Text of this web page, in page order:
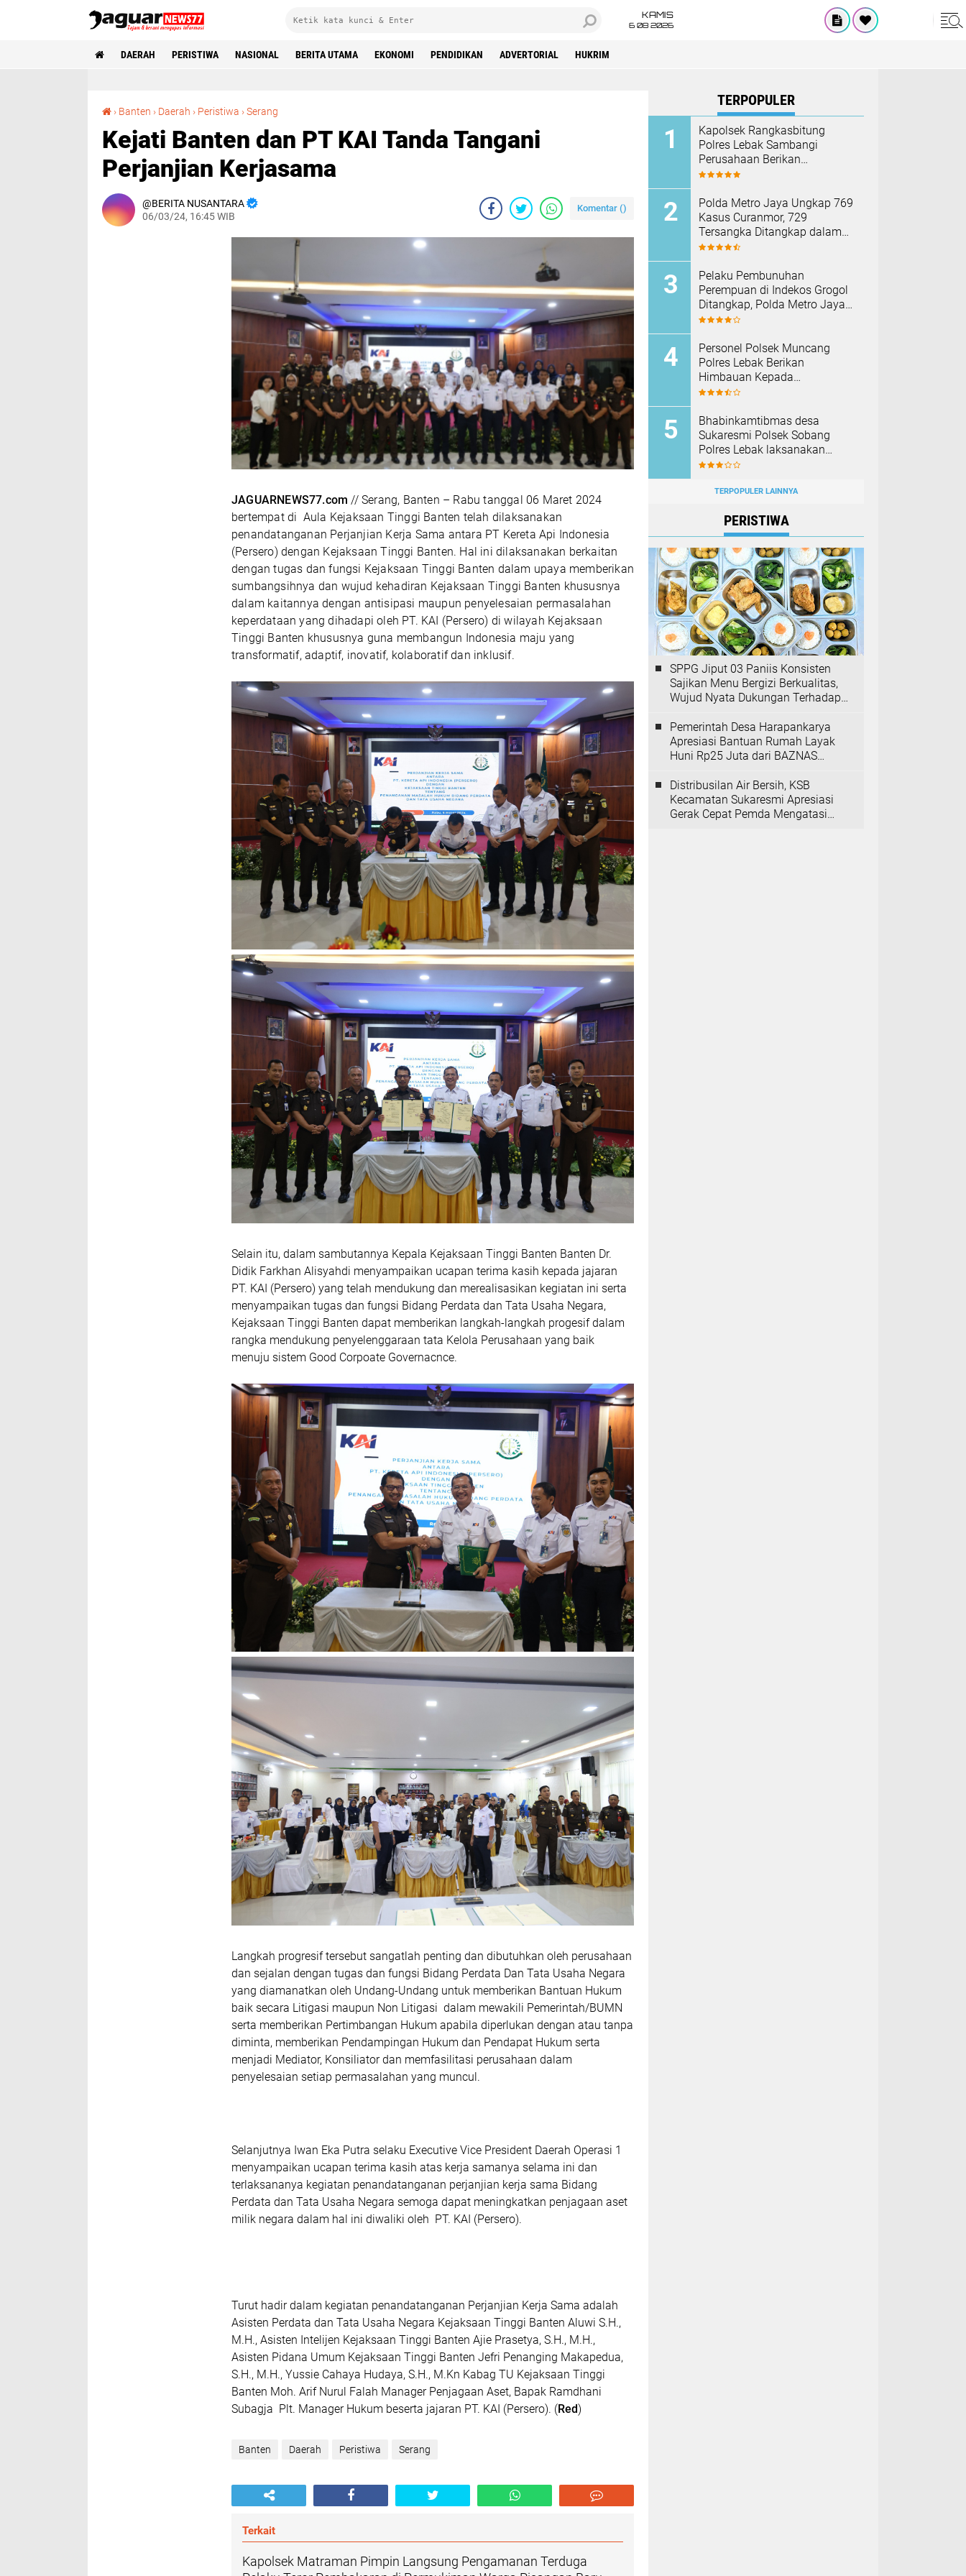
KAMIS
6 08 2026
DAERAH PERISTIWA NASIONAL BERITA UTAMA EKONOMI PENDIDIKAN ADVERTORIAL HUKRIM
› Banten › Daerah › Peristiwa ›Serang
Kejati Banten dan PT KAI Tanda Tangani
Perjanjian Kerjasama
BERITA NUSANTARA
06/03/24, 16:45 WIB
Komentar ()
JAGUARNEWS77.com // Serang, Banten – Rabu tanggal 06 Maret 2024
bertempat di Aula Kejaksaan Tinggi Banten telah dilaksanakan
penandatanganan Perjanjian Kerja Sama antara PT Kereta Api Indonesia
(Persero) dengan Kejaksaan Tinggi Banten. Hal ini dilaksanakan berkaitan
dengan tugas dan fungsi Kejaksaan Tinggi Banten dalam upaya memberikan
sumbangsihnya dan wujud kehadiran Kejaksaan Tinggi Banten khususnya
dalam kaitannya dengan antisipasi maupun penyelesaian permasalahan
keperdataan yang dihadapi oleh PT. KAI (Persero) di wilayah Kejaksaan
Tinggi Banten khususnya guna membangun Indonesia maju yang
transformatif, adaptif, inovatif, kolaboratif dan inklusif.
Selain itu, dalam sambutannya Kepala Kejaksaan Tinggi Banten Banten Dr.
Didik Farkhan Alisyahdi menyampaikan ucapan terima kasih kepada jajaran
PT. KAI (Persero) yang telah mendukung dan merealisasikan kegiatan ini serta
menyampaikan tugas dan fungsi Bidang Perdata dan Tata Usaha Negara,
Kejaksaan Tinggi Banten dapat memberikan langkah-langkah progesif dalam
rangka mendukung penyelenggaraan tata Kelola Perusahaan yang baik
menuju sistem Good Corpoate Governacnce.
Langkah progresif tersebut sangatlah penting dan dibutuhkan oleh perusahaan
dan sejalan dengan tugas dan fungsi Bidang Perdata Dan Tata Usaha Negara
yang diamanatkan oleh Undang-Undang untuk memberikan Bantuan Hukum
baik secara Litigasi maupun Non Litigasi dalam mewakili Pemerintah/BUMN
serta memberikan Pertimbangan Hukum apabila diperlukan dengan atau tanpa
diminta, memberikan Pendampingan Hukum dan Pendapat Hukum serta
menjadi Mediator, Konsiliator dan memfasilitasi perusahaan dalam
penyelesaian setiap permasalahan yang muncul.
Selanjutnya Iwan Eka Putra selaku Executive Vice President Daerah Operasi 1
menyampaikan ucapan terima kasih atas kerja samanya selama ini dan
terlaksananya kegiatan penandatanganan perjanjian kerja sama Bidang
Perdata dan Tata Usaha Negara semoga dapat meningkatkan penjagaan aset
milik negara dalam hal ini diwaliki oleh PT. KAI (Persero).
Turut hadir dalam kegiatan penandatanganan Perjanjian Kerja Sama adalah
Asisten Perdata dan Tata Usaha Negara Kejaksaan Tinggi Banten Aluwi S.H.,
M.H., Asisten Intelijen Kejaksaan Tinggi Banten Ajie Prasetya, S.H., M.H.,
Asisten Pidana Umum Kejaksaan Tinggi Banten Jefri Penanging Makapedua,
S.H., M.H., Yussie Cahaya Hudaya, S.H., M.Kn Kabag TU Kejaksaan Tinggi
Banten Moh. Arif Nurul Falah Manager Penjagaan Aset, Bapak Ramdhani
Subagja Plt. Manager Hukum beserta jajaran PT. KAI (Persero). (Red)
Banten Daerah Peristiwa Serang
Terkait
‎Kapolsek Matraman Pimpin Langsung Pengamanan Terduga
TERPOPULER
Kapolsek Rangkasbitung
Polres Lebak Sambangi
Perusahaan Berikan
Himbauan Cegah Kebakaran
Polda Metro Jaya Ungkap 769
Kasus Curanmor, 729
Tersangka Ditangkap dalam
Operasi Berantas Jaya 2026‎
Pelaku Pembunuhan
Perempuan di Indekos Grogol
Ditangkap, Polda Metro Jaya
Sita Palu dan Sejumlah
Personel Polsek Muncang
Polres Lebak Berikan
Himbauan Kepada
Masyarakat Agar Tidak
Bhabinkamtibmas desa
Sukaresmi Polsek Sobang
Polres Lebak laksanakan
Sambang di Desa binaanya
TERPOPULER LAINNYA
PERISTIWA
SPPG Jiput 03 Paniis Konsisten
Sajikan Menu Bergizi Berkualitas,
Wujud Nyata Dukungan Terhadap
Pemerintah Desa Harapankarya
Apresiasi Bantuan Rumah Layak
Huni Rp25 Juta dari BAZNAS
Distribusilan Air Bersih, KSB
Kecamatan Sukaresmi Apresiasi
Gerak Cepat Pemda Mengatasi